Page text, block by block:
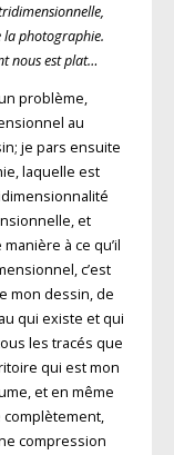
la photographie.
nous est plat…
problème,
au
je pars ensuite
laquelle est
et
à ce qu’il
c’est
mon dessin, de
qui existe et qui
les tracés que
qui est mon
et en même
complètement,
compression